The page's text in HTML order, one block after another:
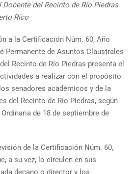
del Recinto de Río Piedras
Rico
a la Certificación Núm. 60, Año
Permanente de Asuntos Claustrales
Recinto de Río Piedras presenta el
a realizar con el propósito
senadores académicos y de la
del Recinto de Río Piedras, según
de 18 de septiembre de
de la Certificación Núm. 60,
a su vez, lo circulen en sus
decano o director y los